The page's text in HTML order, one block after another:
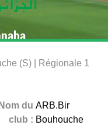
(S) | Régionale 1
Nom du
club :
ARB.Bir
Bouhouche